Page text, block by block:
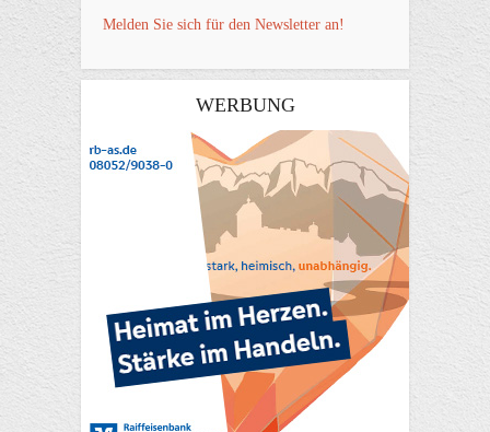
Melden Sie sich für den Newsletter an!
WERBUNG